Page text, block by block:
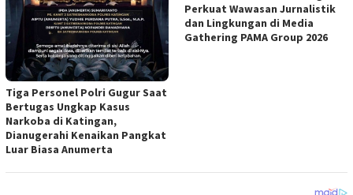
Tiga Personel Polri Gugur Saat
Bertugas Ungkap Kasus
Narkoba di Katingan,
Dianugerahi Kenaikan Pangkat
Luar Biasa Anumerta
Perkuat Wawasan Jurnalistik
dan Lingkungan di Media
Gathering PAMA Group 2026